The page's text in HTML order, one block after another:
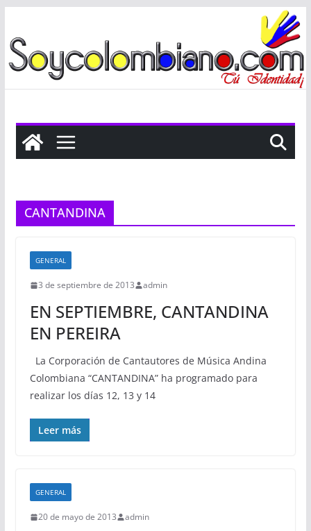
al
contenido
CANTANDINA
GENERAL
3 de septiembre de 2013 admin
EN SEPTIEMBRE, CANTANDINA
EN PEREIRA
La Corporación de Cantautores de Música Andina
Colombiana “CANTANDINA” ha programado para
realizar los días 12, 13 y 14
Leer más
GENERAL
20 de mayo de 2013 admin